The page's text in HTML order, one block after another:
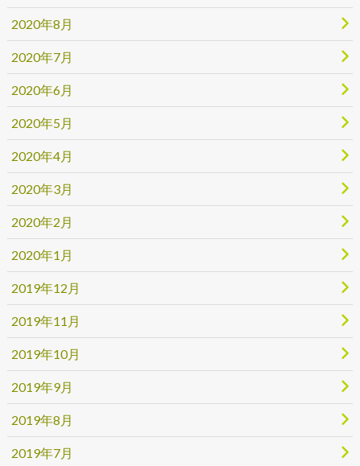
2020年8月
2020年7月
2020年6月
2020年5月
2020年4月
2020年3月
2020年2月
2020年1月
2019年12月
2019年11月
2019年10月
2019年9月
2019年8月
2019年7月